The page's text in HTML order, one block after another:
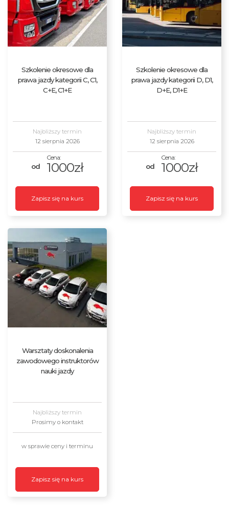
Szkolenie okresowe dla
prawa jazdy kategorii C, C1,
C+E, C1+E
Najbliższy termin
12 sierpnia 2026
1000zł
Zapisz się na kurs
Szkolenie okresowe dla
prawa jazdy kategorii D, D1,
D+E, D1+E
Najbliższy termin
12 sierpnia 2026
1000zł
Zapisz się na kurs
Warsztaty doskonalenia
zawodowego instruktorów
nauki jazdy
Najbliższy termin
Prosimy o kontakt
w sprawie ceny i terminu
Zapisz się na kurs